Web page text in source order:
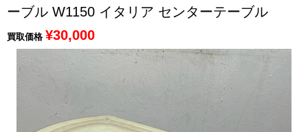
ーブル W1150 イタリア センターテーブル
買取価格 ¥30,000